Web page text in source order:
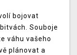
bojovat
Souboje
váhu vašeho
plánovat a